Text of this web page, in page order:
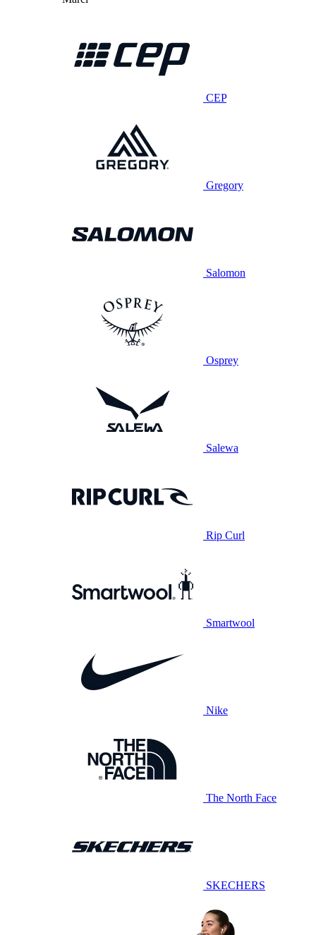
CEP
Gregory
Salomon
Osprey
Salewa
Rip Curl
Smartwool
Nike
The North Face
SKECHERS